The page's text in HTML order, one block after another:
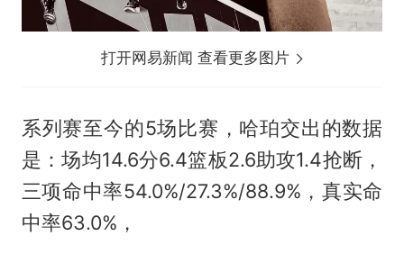
打开网易新闻 查看更多图片
系列赛至今的5场比赛，哈珀交出的数据
是：场均14.6分6.4篮板2.6助攻1.4抢断，
三项命中率54.0%/27.3%/88.9%，真实命
中率63.0%，